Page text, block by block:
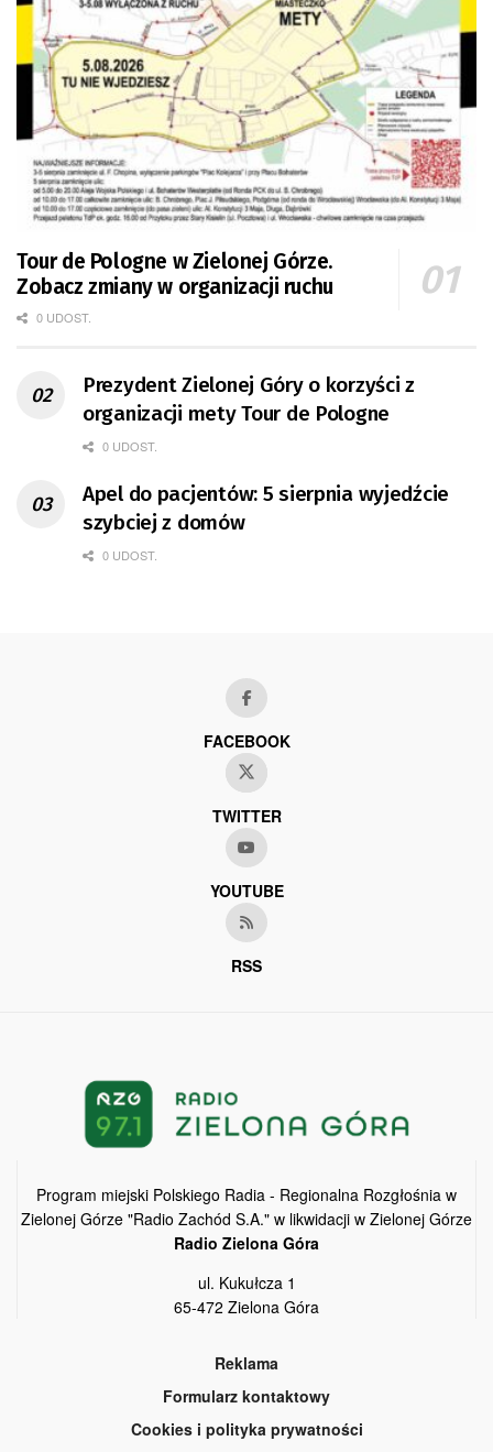
Tour de Pologne w Zielonej Górze.
Zobacz zmiany w organizacji ruchu
0 UDOST.
Prezydent Zielonej Góry o korzyści z
organizacji mety Tour de Pologne
0 UDOST.
Apel do pacjentów: 5 sierpnia wyjedźcie
szybciej z domów
0 UDOST.
FACEBOOK
TWITTER
YOUTUBE
RSS
Program miejski Polskiego Radia - Regionalna Rozgłośnia w
Zielonej Górze "Radio Zachód S.A." w likwidacji w Zielonej Górze
Radio Zielona Góra
ul. Kukułcza 1
65-472 Zielona Góra
Reklama
Formularz kontaktowy
Cookies i polityka prywatności